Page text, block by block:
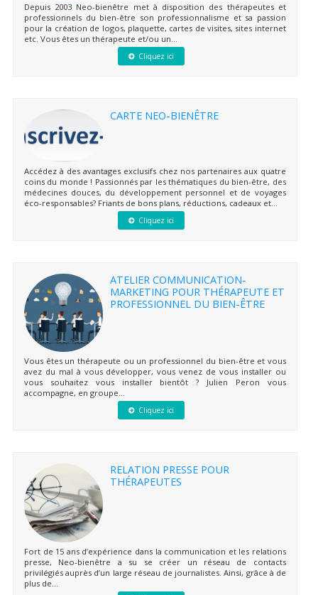
Depuis 2003 Neo-bienêtre met à disposition des thérapeutes et
professionnels du bien-être son professionnalisme et sa passion
pour la création de logos, plaquette, cartes de visites, sites internet
etc. Vous êtes un thérapeute et/ou un...
Cliquez ici
CARTE NEO-BIENÊTRE
Accédez à des avantages exclusifs chez nos partenaires aux quatre
coins du monde ! Passionnés par les thématiques du bien-être, des
médecines douces, du développement personnel et de voyages
éco-responsables? Friants de bons plans, réductions, cadeaux et...
Cliquez ici
ATELIER COMMUNICATION-
MARKETING POUR THÉRAPEUTE ET
PROFESSIONNEL DU BIEN-ÊTRE
Vous êtes un thérapeute ou un professionnel du bien-être et vous
avez du mal à vous développer, vous venez de vous installer ou
vous souhaitez vous installer bientôt ? Julien Peron vous
accompagne, en groupe...
Cliquez ici
RELATION PRESSE POUR
THÉRAPEUTES
Fort de 15 ans d’expérience dans la communication et les relations
presse, Neo-bienêtre a su se créer un réseau de contacts
privilégiés auprès d’un large réseau de journalistes. Ainsi, grâce à de
plus de...